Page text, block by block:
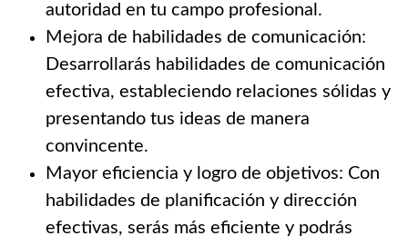
autoridad en tu campo profesional.
Mejora de habilidades de comunicación:
Desarrollarás habilidades de comunicación
efectiva, estableciendo relaciones sólidas y
presentando tus ideas de manera
convincente.
Mayor eficiencia y logro de objetivos: Con
habilidades de planificación y dirección
efectivas, serás más eficiente y podrás